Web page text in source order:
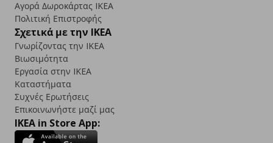
Αγορά Δωρoκάρτας IKEA
Πολιτική Επιστροφής
Σχετικά με την IKEA
Γνωρίζοντας την IKEA
Βιωσιμότητα
Εργασία στην IKEA
Καταστήματα
Συχνές Ερωτήσεις
Επικοινωνήστε μαζί μας
IKEA in Store App: